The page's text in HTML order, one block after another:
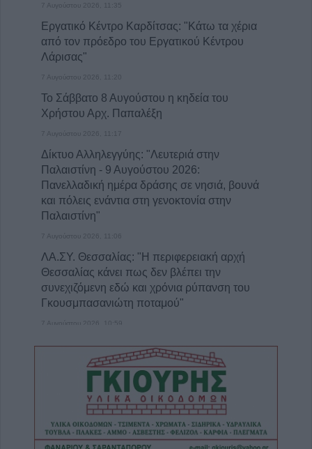
7 Αυγούστου 2026, 11:35
Εργατικό Κέντρο Καρδίτσας: "Κάτω τα χέρια
από τον πρόεδρο του Εργατικού Κέντρου
Λάρισας"
7 Αυγούστου 2026, 11:20
Το Σάββατο 8 Αυγούστου η κηδεία του
Χρήστου Αρχ. Παπαλέξη
7 Αυγούστου 2026, 11:17
Δίκτυο Αλληλεγγύης: "Λευτεριά στην
Παλαιστίνη - 9 Αυγούστου 2026:
Πανελλαδική ημέρα δράσης σε νησιά, βουνά
και πόλεις ενάντια στη γενοκτονία στην
Παλαιστίνη"
7 Αυγούστου 2026, 11:06
ΛΑ.ΣΥ. Θεσσαλίας: "Η περιφερειακή αρχή
Θεσσαλίας κάνει πως δεν βλέπει την
συνεχιζόμενη εδώ και χρόνια ρύπανση του
Γκουσμπασανιώτη ποταμού"
7 Αυγούστου 2026, 10:59
Άκυρες οι εγκύκλιοι που δεν αναρτώνται στις
ιστοσελίδες των φορέων του δημοσίου από
1ης Οκτωβρίου 2026
7 Αυγούστου 2026, 10:42
Ταϊλάνδη: Έφηβος σκότωσε παππού και
γιαγιά και εν συνεχεία 6 άτομα στο σχολείο
του